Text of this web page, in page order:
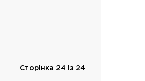
Сторінка 24 із 24